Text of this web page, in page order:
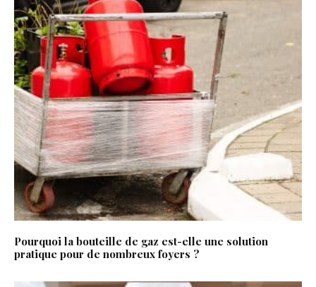
Pourquoi la bouteille de gaz est-elle une solution
pratique pour de nombreux foyers ?